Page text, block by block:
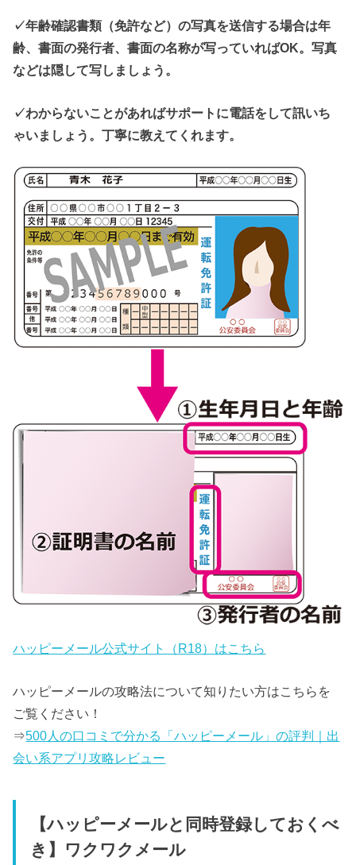
✓年齢確認書類（免許など）の写真を送信する場合は年
齢、書面の発行者、書面の名称が写っていればOK。写真
などは隠して写しましょう。
✓わからないことがあればサポートに電話をして訊いち
ゃいましょう。丁寧に教えてくれます。
ハッピーメール公式サイト（R18）はこちら
ハッピーメールの攻略法について知りたい方はこちらを
ご覧ください！
⇒500人の口コミで分かる「ハッピーメール」の評判｜出
会い系アプリ攻略レビュー
【ハッピーメールと同時登録しておくべ
き】ワクワクメール